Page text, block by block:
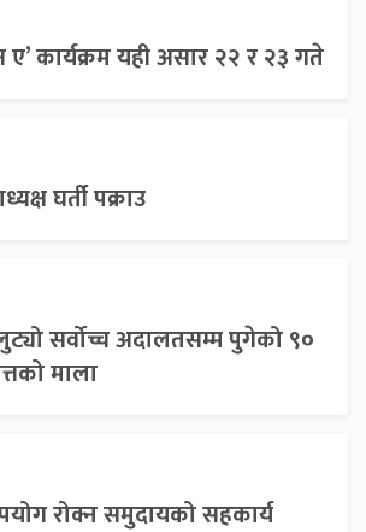
ए’ कार्यक्रम यही असार २२ र २३ गते
घर्ती पक्राउ
सर्वोच्च अदालतसम्म पुगेको ९०
माला
रोक्न समुदायको सहकार्य